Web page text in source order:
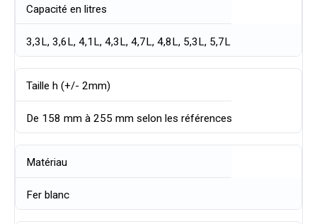
Capacité en litres
3,3L, 3,6L, 4,1L, 4,3L, 4,7L, 4,8L, 5,3L, 5,7L
Taille h (+/- 2mm)
De 158 mm à 255 mm selon les références
Matériau
Fer blanc